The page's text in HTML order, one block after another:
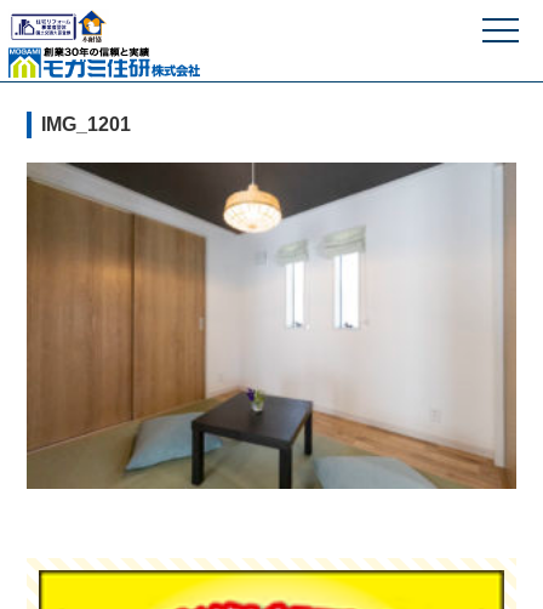
モガミ住研株式
IMG_1201